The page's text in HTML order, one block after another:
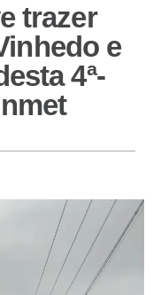
trazer
e
4ª-